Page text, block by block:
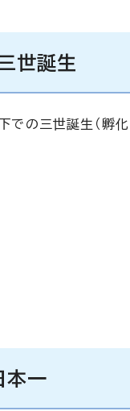
世誕生
三世誕生（孵化
本一